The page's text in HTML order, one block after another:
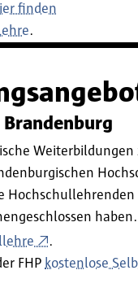
finden
.
Weiterbildungen
.
FHP kostenlose